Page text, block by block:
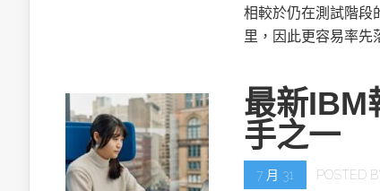
相較於仍在測試階段
里，因此更容易率先
最新IBM
手之一
7 月 31 POSTED